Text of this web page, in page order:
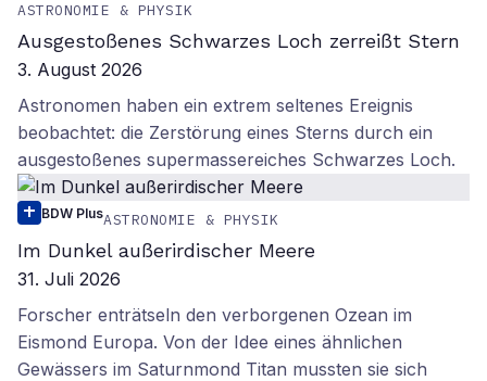
ASTRONOMIE & PHYSIK
Ausgestoßenes Schwarzes Loch zerreißt Stern
3. August 2026
Astronomen haben ein extrem seltenes Ereignis
beobachtet: die Zerstörung eines Sterns durch ein
ausgestoßenes supermassereiches Schwarzes Loch.
BDW PlusASTRONOMIE & PHYSIK
Im Dunkel außerirdischer Meere
31. Juli 2026
Forscher enträtseln den verborgenen Ozean im
Eismond Europa. Von der Idee eines ähnlichen
Gewässers im Saturnmond Titan mussten sie sich